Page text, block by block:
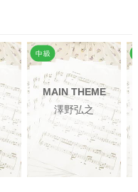
MAIN THEME
澤野弘之